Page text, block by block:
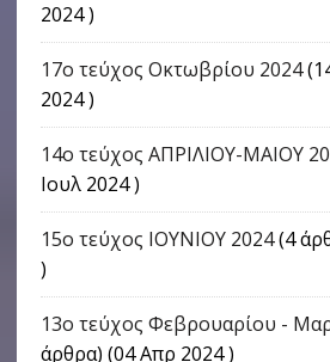
2024 )
17o τεύχος Οκτωβρίου 2024
2024 )
14ο τεύχος ΑΠΡΙΛΙΟΥ-ΜΑΙΟΥ
Ιουλ 2024 )
15ο τεύχος ΙΟΥΝΙΟΥ 2024(4
)
13ο τεύχος Φεβρουαρίου -
άρθρα) (04 Απρ 2024 )